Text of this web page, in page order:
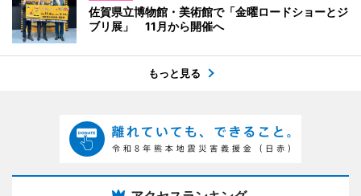
佐賀県立博物館・美術館で「金曜ロードショーとジ
ブリ展」 11月から開催へ
もっと見る